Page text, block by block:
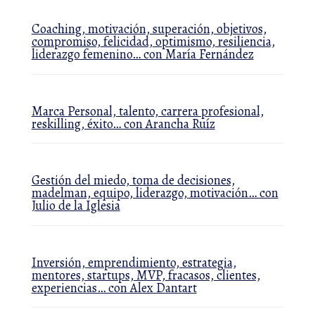
Coaching, motivación, superación, objetivos,
compromiso, felicidad, optimismo, resiliencia,
liderazgo femenino… con María Fernández
Marca Personal, talento, carrera profesional,
reskilling, éxito… con Arancha Ruíz
Gestión del miedo, toma de decisiones,
madelman, equipo, liderazgo, motivación… con
Julio de la Iglesia
Inversión, emprendimiento, estrategia,
mentores, startups, MVP, fracasos, clientes,
experiencias… con Alex Dantart